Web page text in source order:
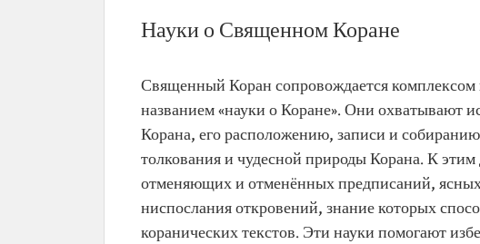
Науки о Священном Коране
Священный Коран сопровождается
названием «науки о Коране». Они охватывают
Корана, его расположению, записи и
толкования и чудесной природы Корана. К
отменяющих и отменённых предписаний,
ниспослания откровений, знание которых
коранических текстов. Эти науки помогают